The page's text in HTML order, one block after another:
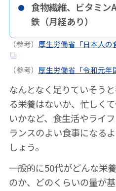
食物繊維、ビタミン
鉄（月経あり）
（参考） 厚生労働省「日本人の
（参考） 厚生労働省「令和元年
なんとなく足りていそう
る栄養はないか、忙しく
いかなど、食生活やライ
ランスのよい食事になる
しょう。
一般的に50代がどんな栄
のか、どのくらいの量が